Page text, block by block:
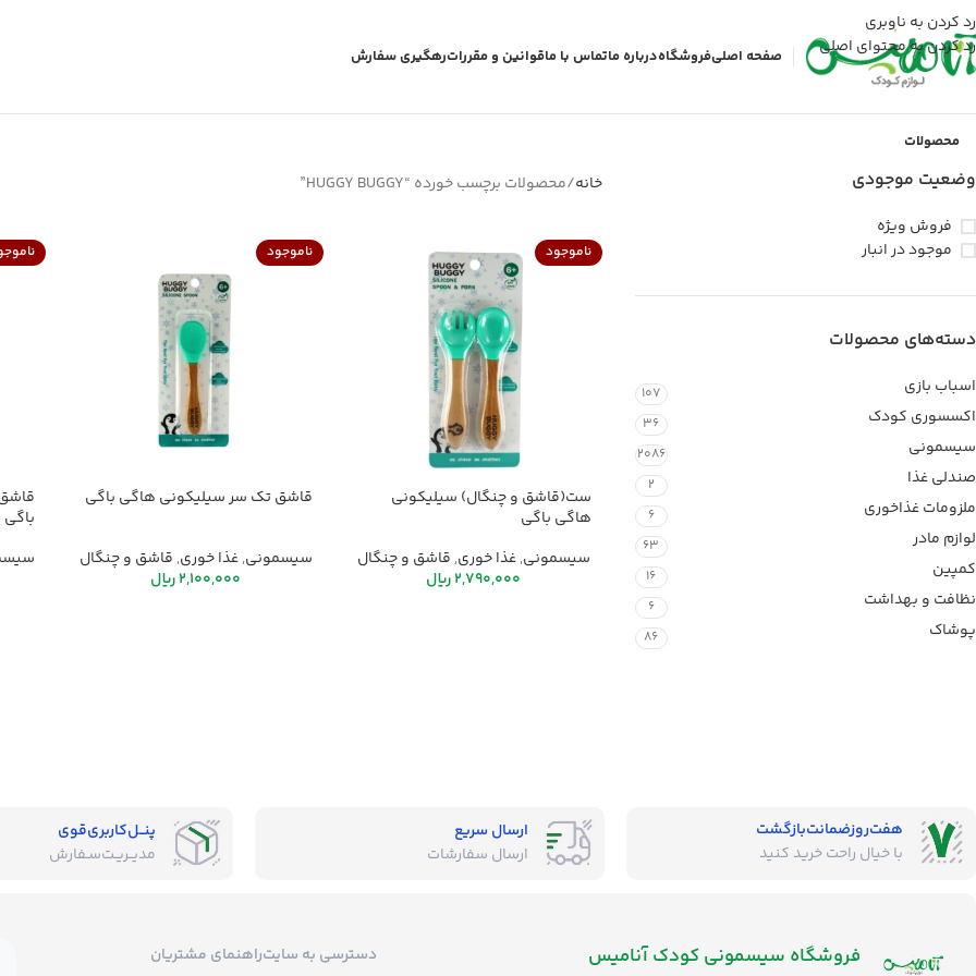
رد کردن به ناوبری
رد کردن به محتوای اصلی
صفحه اصلیفروشگاهدرباره ماتماس با ماقوانین و مقرراترهگیری سفارش
محصولات
وضعیت موجودی
فروش ویژه
موجود در انبار
دسته‌های محصولات
اسباب بازی 107
اکسسوری کودک 36
سیسمونی 2086
صندلی غذا 2
ملزومات غذاخوری 6
لوازم مادر 63
کمپین 16
نظافت و بهداشت 6
پوشاک 86
خانه محصولات برچسب خورده “HUGGY BUGGY”
ناموجود
ست(قاشق و چنگال) سیلیکونی
هاگی باگی
سیسمونی,غذا خوری, قاشق و چنگال
2,790,000ریال
ناموجود
قاشق تک سر سیلیکونی هاگی باگی
سیسمونی,غذا خوری, قاشق و چنگال
2,100,000ریال
باگی
هفت‌روز‌ضمانت‌بازگشت
با خیال راحت خرید کنید
ارسال سریع
ارسال سفارشات
پنــل‌کاربری‌قوی
مدیــریـت‌سـفارش
فروشگاه‌ سیسمونی کودک آنامیس دسترسی به سایتراهنمای مشتریان